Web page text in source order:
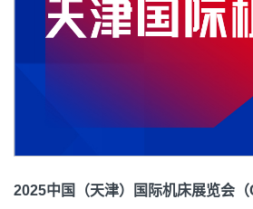
2025中国（天津）国际机床展览会（